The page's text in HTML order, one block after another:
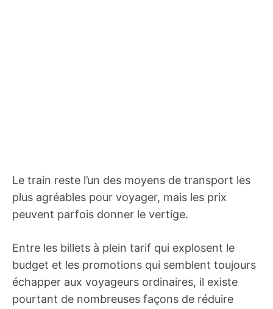
Le train reste l’un des moyens de transport les
plus agréables pour voyager, mais les prix
peuvent parfois donner le vertige.
Entre les billets à plein tarif qui explosent le
budget et les promotions qui semblent toujours
échapper aux voyageurs ordinaires, il existe
pourtant de nombreuses façons de réduire